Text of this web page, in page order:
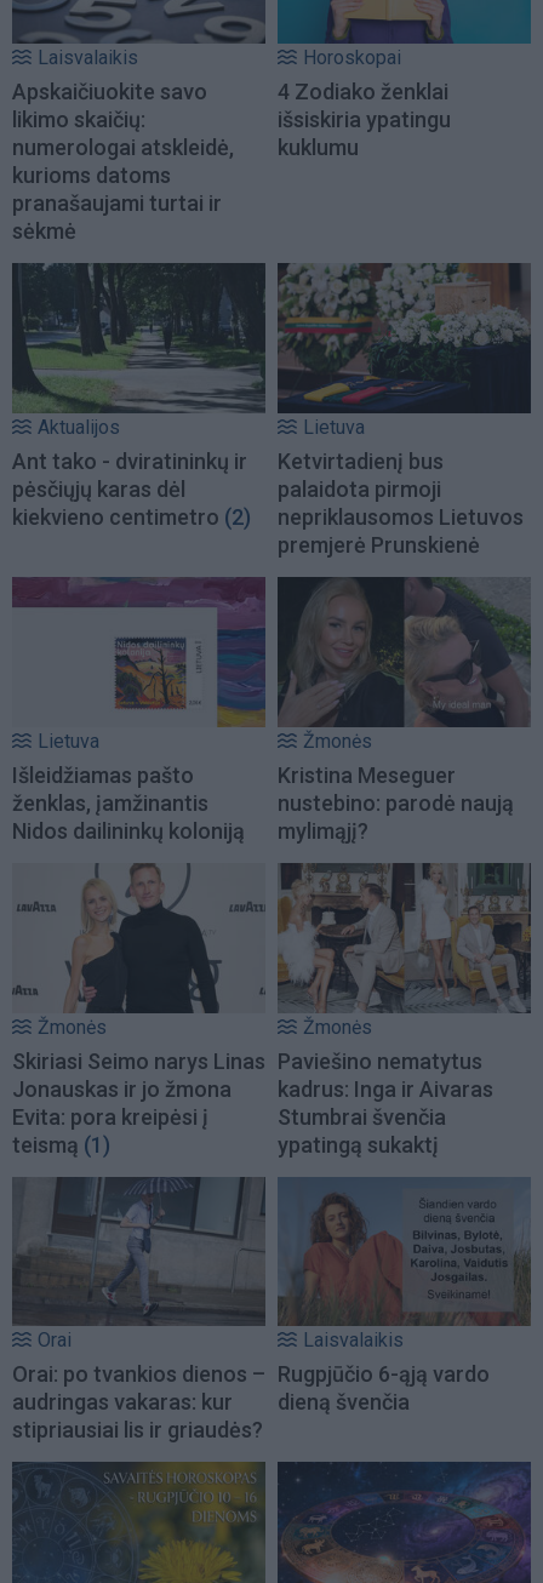
Laisvalaikis
Apskaičiuokite savo
likimo skaičių:
numerologai atskleidė,
kurioms datoms
pranašaujami turtai ir
sėkmė
Horoskopai
4 Zodiako ženklai
išsiskiria ypatingu
kuklumu
Aktualijos
Ant tako - dviratininkų ir
pėsčiųjų karas dėl
kiekvieno centimetro (2)
Lietuva
Ketvirtadienį bus
palaidota pirmoji
nepriklausomos Lietuvos
premjerė Prunskienė
Lietuva
Išleidžiamas pašto
ženklas, įamžinantis
Nidos dailininkų koloniją
Žmonės
Kristina Meseguer
nustebino: parodė naują
mylimąjį?
Žmonės
Skiriasi Seimo narys Linas
Jonauskas ir jo žmona
Evita: pora kreipėsi į
teismą (1)
Žmonės
Paviešino nematytus
kadrus: Inga ir Aivaras
Stumbrai švenčia
ypatingą sukaktį
Orai
Orai: po tvankios dienos –
audringas vakaras: kur
stipriausiai lis ir griaudės?
Laisvalaikis
Rugpjūčio 6-ąją vardo
dieną švenčia